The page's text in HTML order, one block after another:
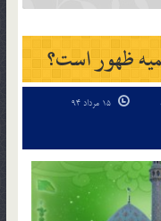
ظهور است؟